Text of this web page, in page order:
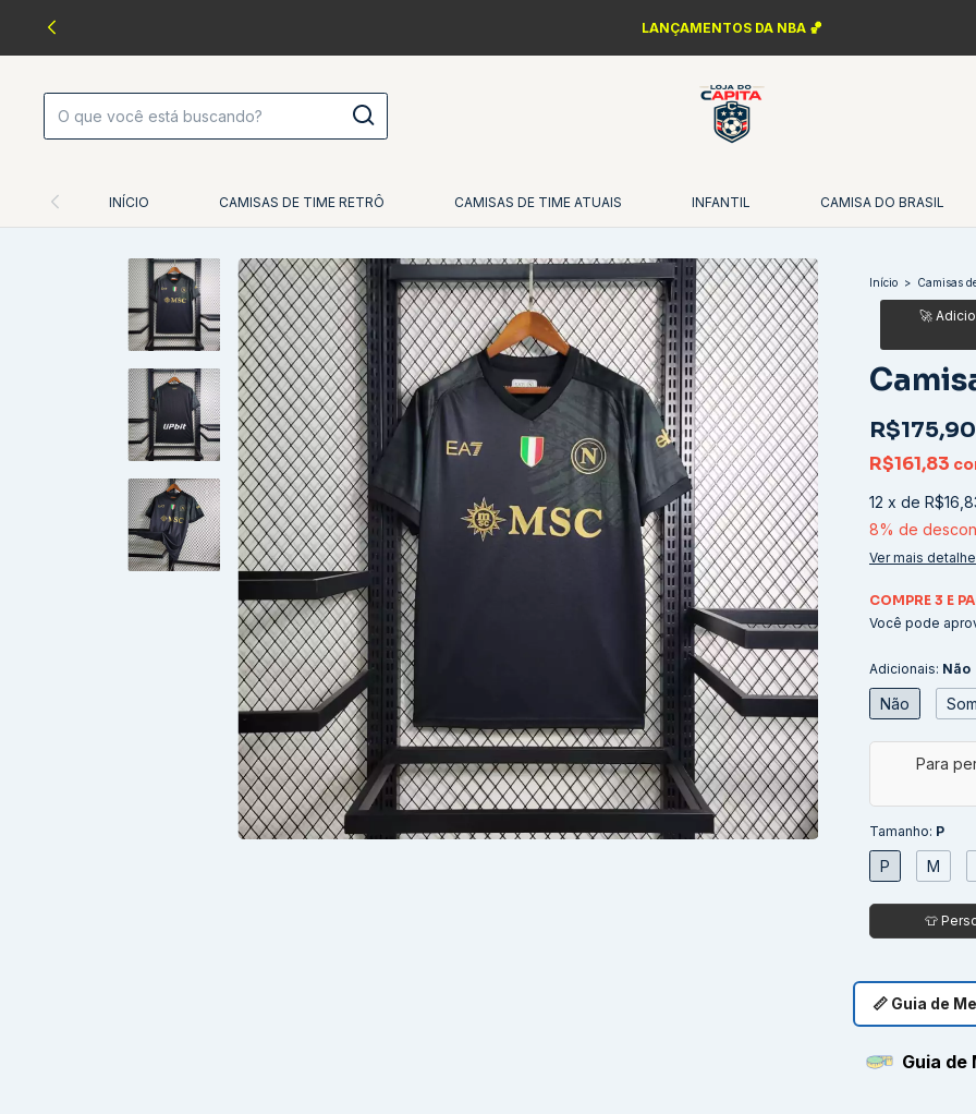
LANÇAMENTOS DA NBA 🏀
INÍCIO CAMISAS DE TIME RETRÔ CAMISAS DE TIME ATUAIS INFANTIL CAMISA DO BRASIL
Início > Camisas
R$175,90
R$161,83
12 x de
8% de
Ver mais
COMPRE 3 E
Você pode
Adicionais: Não
Não
Tamanho: P
P M
📏 Guia de
Guia de